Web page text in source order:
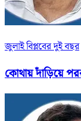
জুলাই বিপ্লবের দুই বছর
কোথায় দাঁড়িয়ে